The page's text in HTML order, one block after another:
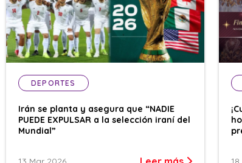
DEPORTES
Irán se planta y asegura que “NADIE
PUEDE EXPULSAR a la selección iraní del
Mundial”